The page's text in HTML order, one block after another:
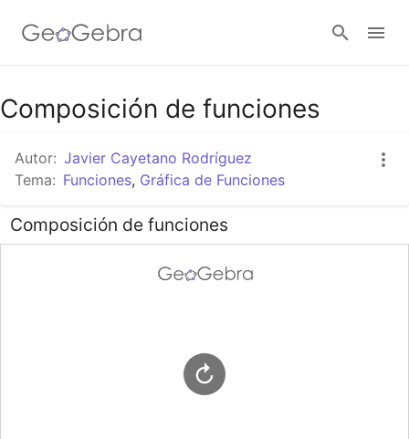
Google Classroom
GeoGebra Classroom
Abrir sesión
Composición de funciones
Autor: Javier Cayetano Rodríguez
Tema: Funciones, Gráfica de Funciones
Composición de funciones